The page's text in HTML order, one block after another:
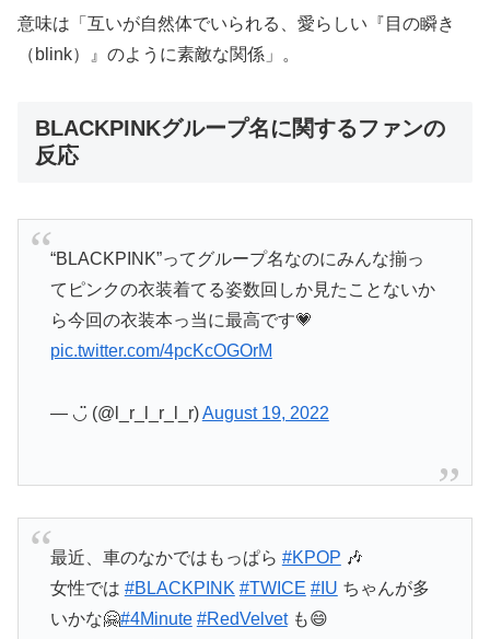
意味は「互いが自然体でいられる、愛らしい『目の瞬き
（blink）』のように素敵な関係」。
BLACKPINKグループ名に関するファンの
反応
“BLACKPINK”ってグループ名なのにみんな揃っ
てピンクの衣装着てる姿数回しか見たことないか
ら今回の衣装本っ当に最高です💗
pic.twitter.com/4pcKcOGOrM
— ◡̈ (@l_r_l_r_l_r)August 19, 2022
最近、車のなかではもっぱら #KPOP 🎶
女性では #BLACKPINK #TWICE #IU ちゃんが多
いかな🤗#4Minute #RedVelvetも😄